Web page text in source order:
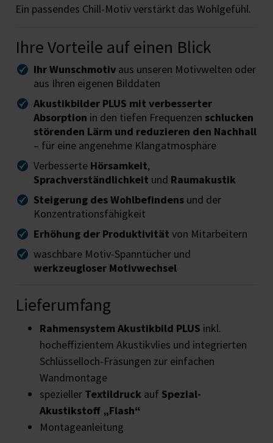
Ein passendes Chill-Motiv verstärkt das Wohlgefühl.
Ihre Vorteile auf einen Blick
Ihr Wunschmotiv aus unseren Motivwelten oder
aus Ihren eigenen Bilddaten
Akustikbilder PLUS mit verbesserter
Absorption in den tiefen Frequenzen schlucken
störenden Lärm und reduzieren den Nachhall
– für eine angenehme Klangatmosphäre
Verbesserte Hörsamkeit,
Sprachverständlichkeit und Raumakustik
Steigerung des Wohlbefindens und der
Konzentrationsfähigkeit
Erhöhung der Produktivität von Mitarbeitern
waschbare Motiv-Spanntücher und
werkzeugloser Motivwechsel
Lieferumfang
Rahmensystem Akustikbild PLUS inkl.
hocheffizientem Akustikvlies und integrierten
Schlüsselloch-Fräsungen zur einfachen
Wandmontage
spezieller Textildruck auf Spezial-
Akustikstoff „Flash“
Montageanleitung